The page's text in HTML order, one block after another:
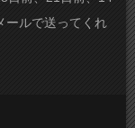
ールで送ってくれ